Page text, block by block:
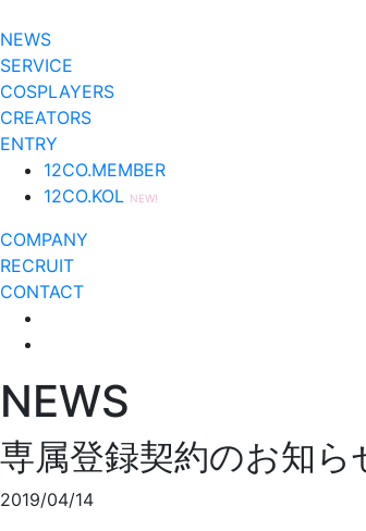
NEWS
SERVICE
COSPLAYERS
CREATORS
ENTRY
12CO.MEMBER
12CO.KOL NEW!
COMPANY
RECRUIT
CONTACT
NEWS
専属登録契約のお知ら
2019/04/14